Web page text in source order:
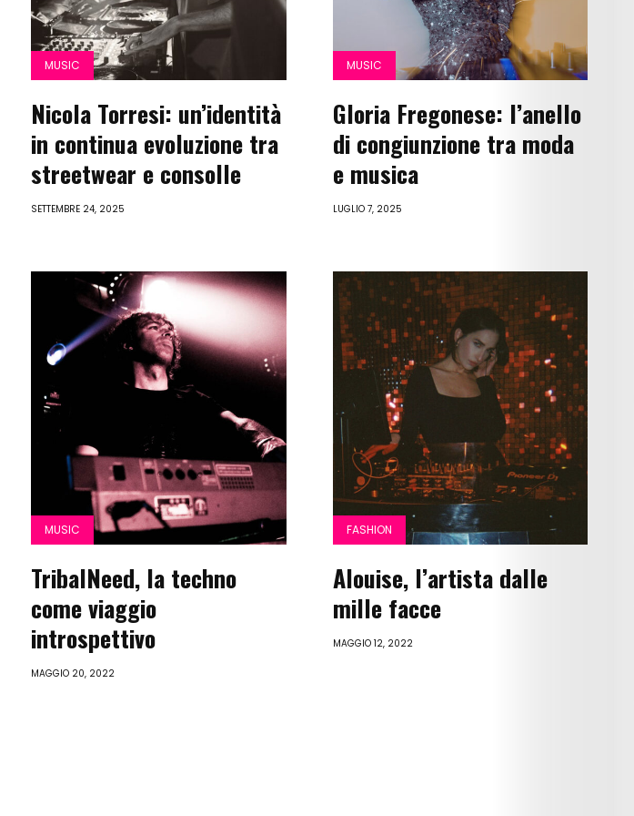
MUSIC
Nicola Torresi: un’identità
in continua evoluzione tra
streetwear e consolle
SETTEMBRE 24, 2025
MUSIC
Gloria Fregonese: l’anello
di congiunzione tra moda
e musica
LUGLIO 7, 2025
MUSIC
TribalNeed, la techno
come viaggio
introspettivo
MAGGIO 20, 2022
FASHION
Alouise, l’artista dalle
mille facce
MAGGIO 12, 2022